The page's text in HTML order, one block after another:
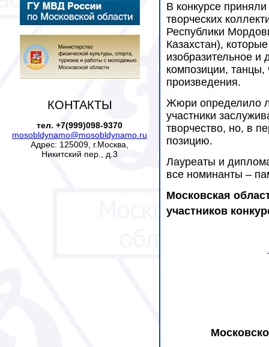
КОНТАКТЫ
тел. +7(999)098-9370
mosobldynamo@mosobldynamo.ru
Адрес: 125009, г.Москва,
Никитский пер., д.3
В конкурсе
творческих
Республики
Казахстан),
изобразительное и
композиции, танцы,
произведения.
Жюри определило
участники
творчество, но, в
позицию.
Лауреаты и
все номинанты –
Московская
участников